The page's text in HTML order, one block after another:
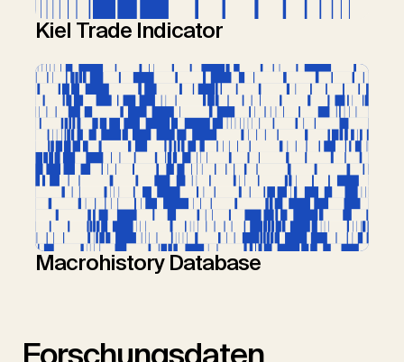
Kiel Trade Indicator
Macrohistory Database